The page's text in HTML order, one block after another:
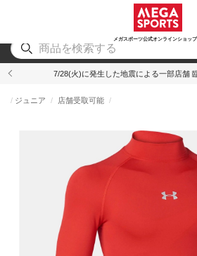
メガスポーツ公式オンラインショップ
アウトドア
7/28(火)に発生した地震による一部店舗
ジュニア 店舗受取可能